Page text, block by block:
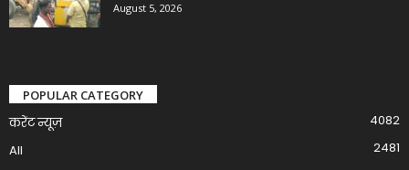
August 5, 2026
POPULAR CATEGORY
करेंट न्यूज़
4082
All
2481